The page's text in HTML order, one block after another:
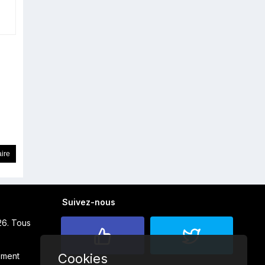
Tous
Suivez-nous
Cookies